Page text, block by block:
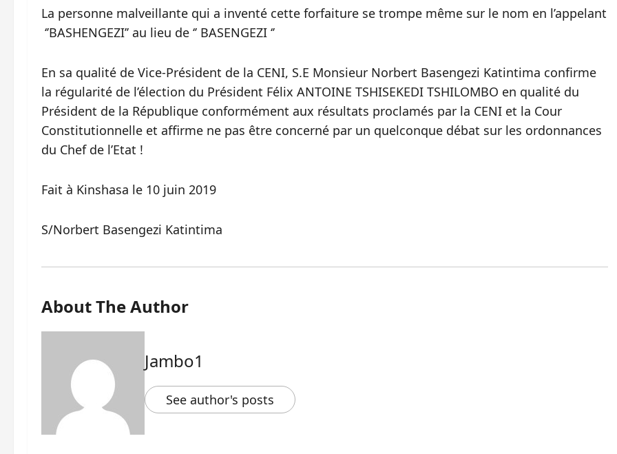
La personne malveillante qui a inventé cette forfaiture se trompe même sur le nom en l’appelant
‘’BASHENGEZI’’ au lieu de ‘’ BASENGEZI ‘’
En sa qualité de Vice-Président de la CENI, S.E Monsieur Norbert Basengezi Katintima confirme
la régularité de l’élection du Président Félix ANTOINE TSHISEKEDI TSHILOMBO en qualité du
Président de la République conformément aux résultats proclamés par la CENI et la Cour
Constitutionnelle et affirme ne pas être concerné par un quelconque débat sur les ordonnances
du Chef de l’Etat !
Fait à Kinshasa le 10 juin 2019
S/Norbert Basengezi Katintima
About The Author
Jambo1
See author's posts